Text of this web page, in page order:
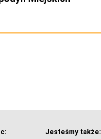
Jesteśmy także: